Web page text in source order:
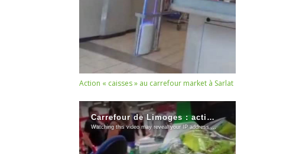
Action « caisses » au carrefour market à Sarlat